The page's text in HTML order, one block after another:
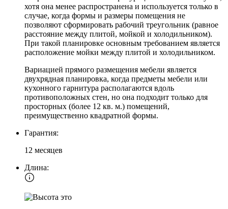
хотя она менее распространена и используется только в
случае, когда формы и размеры помещения не
позволяют сформировать рабочий треугольник (равное
расстояние между плитой, мойкой и холодильником).
При такой планировке основным требованием является
расположение мойки между плитой и холодильником.
Вариацией прямого размещения мебели является
двухрядная планировка, когда предметы мебели или
кухонного гарнитура располагаются вдоль
противоположных стен, но она подходит только для
просторных (более 12 кв. м.) помещений,
преимущественно квадратной формы.
Гарантия:
12 месяцев
Длина: